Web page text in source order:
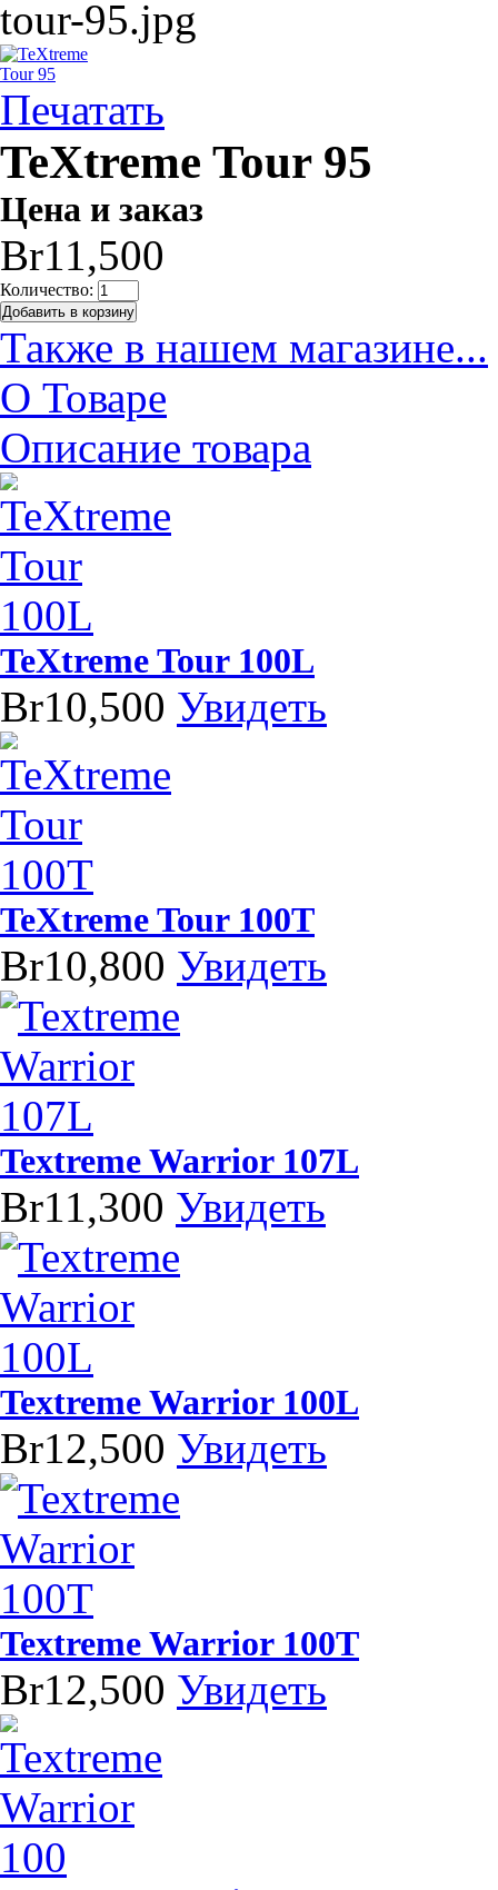
Печатать
TeXtreme Tour 95
Цена и заказ
Br11,500
Количество:
Также в нашем магазине...
О Товаре
Описание товара
TeXtreme Tour 100L
Br10,500 Увидеть
TeXtreme Tour 100T
Br10,800 Увидеть
Textreme Warrior 107L
Br11,300 Увидеть
Textreme Warrior 100L
Br12,500 Увидеть
Textreme Warrior 100T
Br12,500 Увидеть